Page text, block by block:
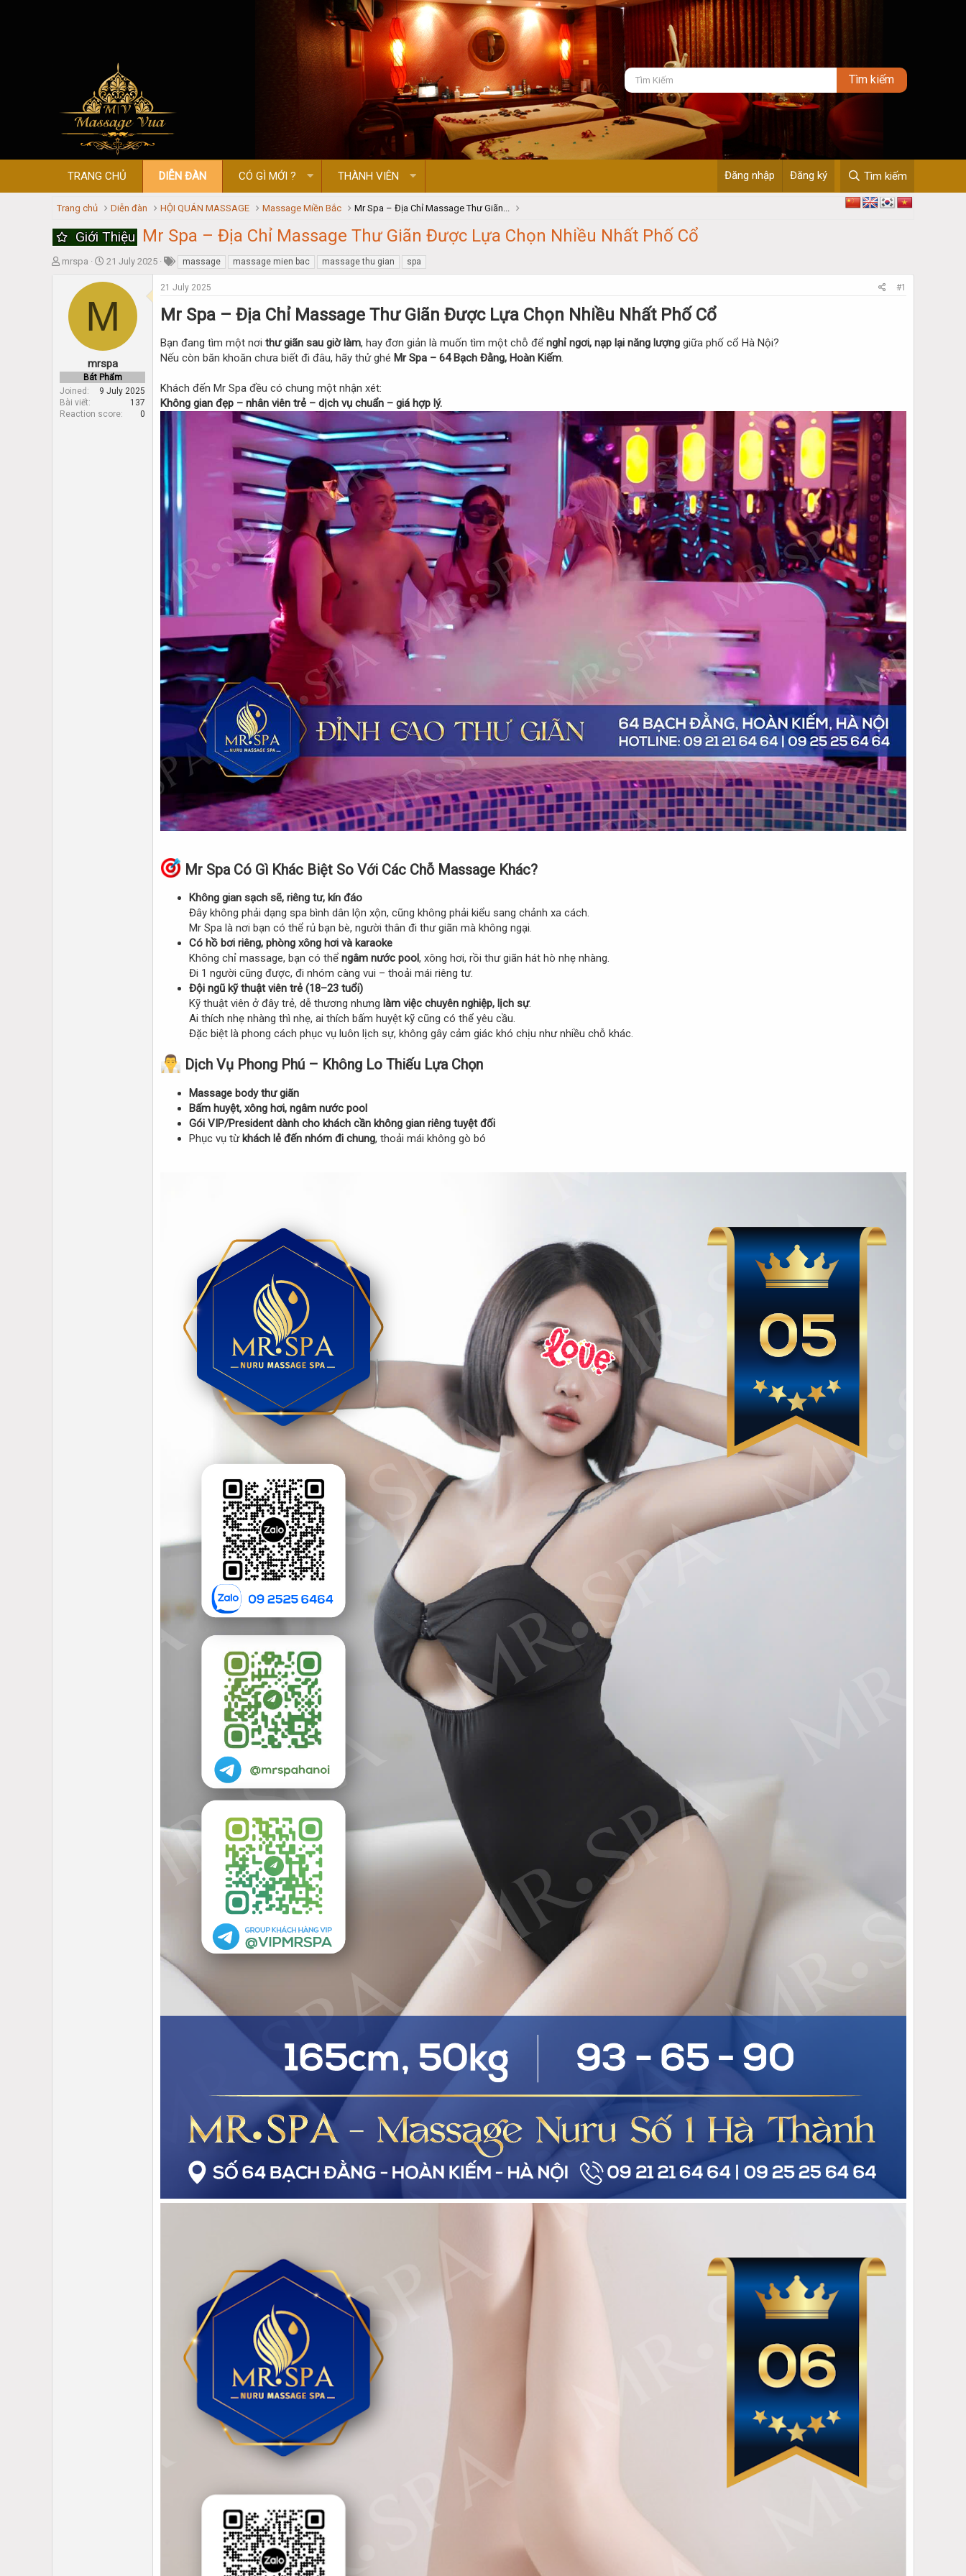
TRANG CHỦ DIỄN ĐÀN CÓ GÌ MỚI ? THÀNH VIÊN Đăng nhập Đăng ký Tìm kiếm
Trang chủ Diễn đàn HỘI QUÁN MASSAGE Massage Miền Bắc Mr Spa – Địa Chỉ Massage Thư Giãn...
Giới Thiệu Mr Spa – Địa Chỉ Massage Thư Giãn Được Lựa Chọn Nhiều Nhất Phố Cổ
T
t
e
r
mrspa
S
a
t
d
t
e
21 July 2025 massage massage mien bac massage thu gian spa
M
mrspa
Bát Phẩm
Joined
9 July 2025
Bài viết
137
Reaction score
0
21 July 2025 #1
Mr Spa – Địa Chỉ Massage Thư Giãn Được Lựa Chọn Nhiều Nhất Phố Cổ
Bạn đang tìm một nơi thư giãn sau giờ làm, hay đơn giản là muốn tìm một chỗ để nghỉ ngơi, nạp lại năng lượng giữa phố cổ Hà Nội?
Nếu còn băn khoăn chưa biết đi đâu, hãy thử ghé Mr Spa – 64 Bạch Đằng, Hoàn Kiếm.
Khách đến Mr Spa đều có chung một nhận xét:
Không gian đẹp – nhân viên trẻ – dịch vụ chuẩn – giá hợp lý.
Mr Spa Có Gì Khác Biệt So Với Các Chỗ Massage Khác?
Không gian sạch sẽ, riêng tư, kín đáo
Đây không phải dạng spa bình dân lộn xộn, cũng không phải kiểu sang chảnh xa cách.
Mr Spa là nơi bạn có thể rủ bạn bè, người thân đi thư giãn mà không ngại.
Có hồ bơi riêng, phòng xông hơi và karaoke
Không chỉ massage, bạn có thể ngâm nước pool, xông hơi, rồi thư giãn hát hò nhẹ nhàng.
Đi 1 người cũng được, đi nhóm càng vui – thoải mái riêng tư.
Đội ngũ kỹ thuật viên trẻ (18–23 tuổi)
Kỹ thuật viên ở đây trẻ, dễ thương nhưng làm việc chuyên nghiệp, lịch sự.
Ai thích nhẹ nhàng thì nhẹ, ai thích bấm huyệt kỹ cũng có thể yêu cầu.
Đặc biệt là phong cách phục vụ luôn lịch sự, không gây cảm giác khó chịu như nhiều chỗ khác.
Dịch Vụ Phong Phú – Không Lo Thiếu Lựa Chọn
Massage body thư giãn
Bấm huyệt, xông hơi, ngâm nước pool
Gói VIP/President dành cho khách cần không gian riêng tuyệt đối
Phục vụ từ khách lẻ đến nhóm đi chung, thoải mái không gò bó